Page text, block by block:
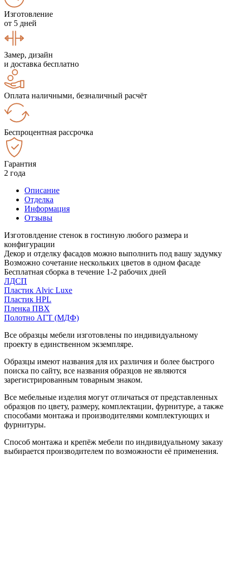
Изготовление
от 5 дней
Замер, дизайн
и доставка бесплатно
Оплата наличными, безналичный расчёт
Беспроцентная рассрочка
Гарантия
2 года
Описание
Отделка
Информация
Отзывы
Изготовлдение стенок в гостиную любого размера и
конфигурации
Декор и отделку фасадов можно выполнить под вашу задумку
Возможно сочетание нескольких цветов в одном фасаде
Бесплатная сборка в течение 1-2 рабочих дней
ЛДСП
Пластик Alvic Luxe
Пластик HPL
Пленка ПВХ
Полотно АГТ (МДФ)
Все образцы мебели изготовлены по индивидуальному
проекту в единственном экземпляре.
Образцы имеют названия для их различия и более быстрого
поиска по сайту, все названия образцов не являются
зарегистрированным товарным знаком.
Все мебельные изделия могут отличаться от представленных
образцов по цвету, размеру, комплектации, фурнитуре, а также
способами монтажа и производителями комплектующих и
фурнитуры.
Способ монтажа и крепёж мебели по индивидуальному заказу
выбирается производителем по возможности её применения.